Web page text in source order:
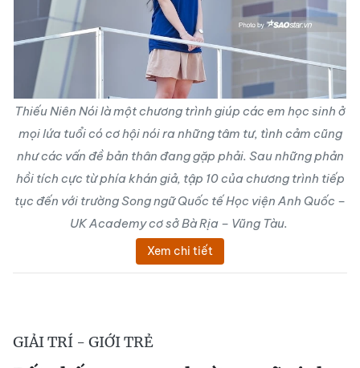
Thiếu Niên Nói là một chương trình giúp các em học sinh ở
mọi lứa tuổi có cơ hội nói ra những tâm tư, tình cảm cũng
như các vấn đề bản thân đang gặp phải. Sau những phản
hồi tích cực từ phía khán giả, tập 10 của chương trình tiếp
tục đến với trường Song ngữ Quốc tế Học viện Anh Quốc –
UK Academy cơ sở Bà Rịa – Vũng Tàu.
Xem chi tiết
GIẢI TRÍ - GIỚI TRẺ